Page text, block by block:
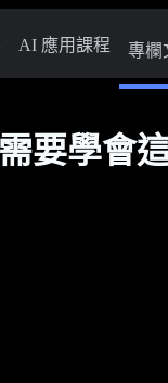
AI 應用課程 專欄
要學會